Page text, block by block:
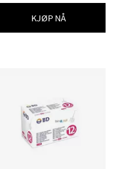
KJØP NÅ